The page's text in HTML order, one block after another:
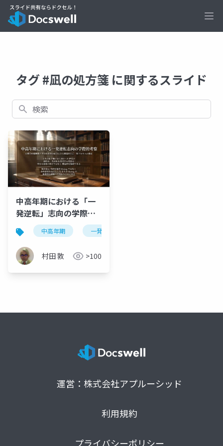
タグ #凪の処方箋 に関するスライド
検索
中高年期における「一
発逆転」志向の学際的
考察：心理学的報酬系
と実存的変容の統合に
よる漸進的「自己一
致」プロセスの探求
中高年期 一発逆転志向
村田 敦 >100
運営：株式会社アプルーシッド
利用規約
プライバシーポリシー